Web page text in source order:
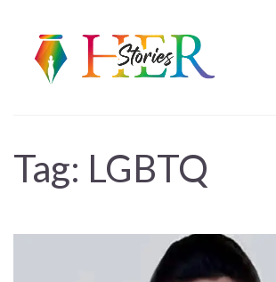
Tag: LGBTQ